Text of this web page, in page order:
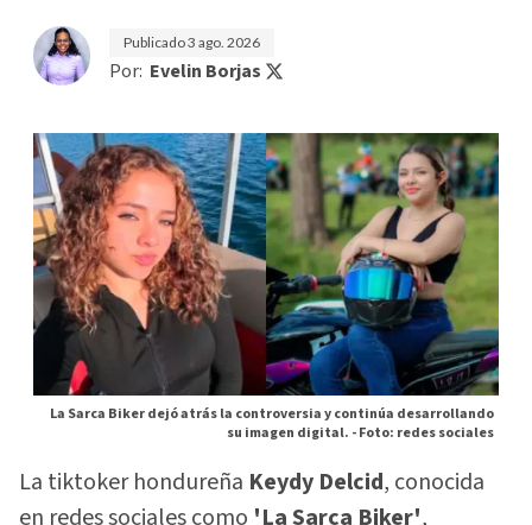
Publicado3 ago. 2026
Por: Evelin Borjas
La Sarca Biker dejó atrás la controversia y continúa desarrollando
su imagen digital. -Foto: redes sociales
La tiktoker hondureña Keydy Delcid, conocida
en redes sociales como 'La Sarca Biker',